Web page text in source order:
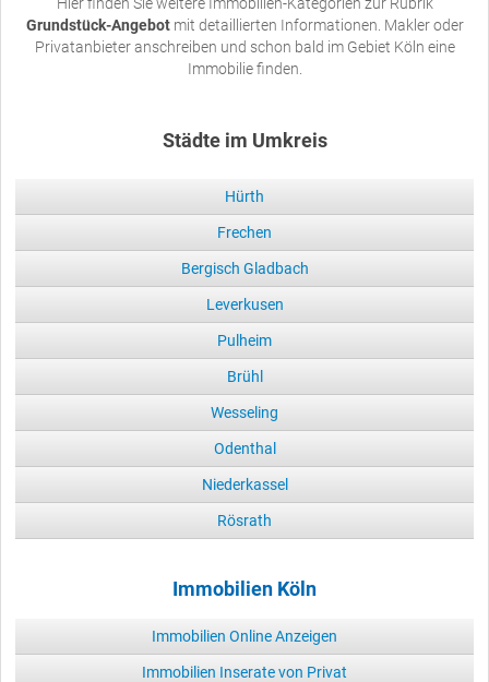
Grundstück-Angebotmit detaillierten Informationen. Makler oder
Privatanbieter anschreiben und schon bald im Gebiet Köln eine
Immobilie finden.
Städte im Umkreis
Hürth
Frechen
Bergisch Gladbach
Leverkusen
Pulheim
Brühl
Wesseling
Odenthal
Niederkassel
Rösrath
Immobilien Köln
Immobilien Online Anzeigen
Immobilien Inserate von Privat